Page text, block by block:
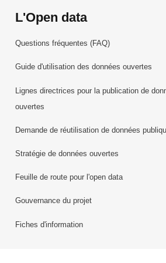
L'Open data
Questions fréquentes (FAQ)
Guide d'utilisation des données ouvertes
Lignes directrices pour la publication de
ouvertes
Demande de réutilisation de données
Stratégie de données ouvertes
Feuille de route pour l'open data
Gouvernance du projet
Fiches d'information